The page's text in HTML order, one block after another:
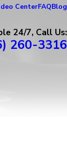
CenterFAQBlog
24/7, Call Us:
260-3316